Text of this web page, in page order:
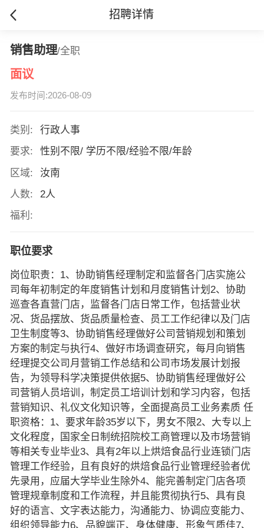
招聘详情
销售助理/全职
面议
发布时间:2026-08-09
类别:
行政人事
要求:
性别不限/ 学历不限/经验不限/年龄
区域:
汝南
人数:
2人
福利:
职位要求
岗位职责：1、协助销售经理制定和监督各门店实施公
司每年初制定的年度销售计划和月度销售计划2、协助
巡查各直营门店，监督各门店日常工作，包括营业状
况、货品摆放、货品质量检查、员工工作纪律以及门店
卫生制度等3、协助销售经理做好公司营销规划和策划
方案的制定与执行4、做好市场调查研究，每月向销售
经理提交公司月营销工作总结和公司市场发展计划报
告，为领导科学决策提供依据5、协助销售经理做好公
司营销人员培训，制定员工培训计划和学习内容，包括
营销知识、礼仪文化知识等，全面提高员工业务素质 任
职资格：1、要求年龄35岁以下，男女不限2、大专以上
文化程度，国家全日制统招院校工商管理以及市场营销
等相关专业毕业3、具有2年以上烘焙食品行业连锁门店
管理工作经验，且有良好的烘焙食品行业管理经验者优
先录用，应届大学毕业生除外4、能完善制定门店各项
管理规章制度和工作流程，并且能贯彻执行5、具有良
好的语言、文字表达能力，沟通能力、协调应变能力、
组织领导能力6、品貌端正、身体健康、形象气质佳7、